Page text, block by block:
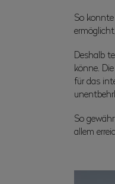
So
Deshalb
könne.
für das
So
allem